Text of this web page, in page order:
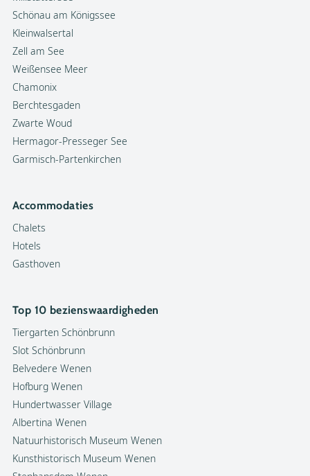
Schönau am Königssee
Kleinwalsertal
Zell am See
Weißensee Meer
Chamonix
Berchtesgaden
Zwarte Woud
Hermagor-Presseger See
Garmisch-Partenkirchen
Accommodaties
Chalets
Hotels
Gasthoven
Top 10 bezienswaardigheden
Tiergarten Schönbrunn
Slot Schönbrunn
Belvedere Wenen
Hofburg Wenen
Hundertwasser Village
Albertina Wenen
Natuurhistorisch Museum Wenen
Kunsthistorisch Museum Wenen